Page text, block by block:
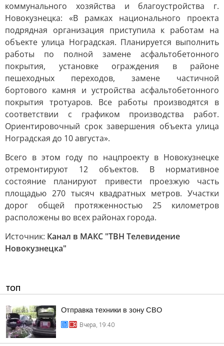
коммунального хозяйства и благоустройства г.
Новокузнецка: «В рамках национального проекта
подрядная организация приступила к работам на
объекте улица Ноградская. Планируется выполнить
работы по полной замене асфальтобетонного
покрытия, установке ограждения в районе
пешеходных переходов, замене частичной
бортового камня и устройства асфальтобетонного
покрытия тротуаров. Все работы производятся в
соответствии с графиком производства работ.
Ориентировочный срок завершения объекта улица
Ноградская до 10 августа».
Всего в этом году по нацпроекту в Новокузнецке
отремонтируют 12 объектов. В нормативное
состояние планируют привести проезжую часть
площадью 270 тысяч квадратных метров. Участки
дорог общей протяженностью 25 километров
расположены во всех районах города.
Источник: Канал в МАКС "ТВН Телевидение
Новокузнецка"
ТОП
Отправка техники в зону СВО
Вчера, 19:40